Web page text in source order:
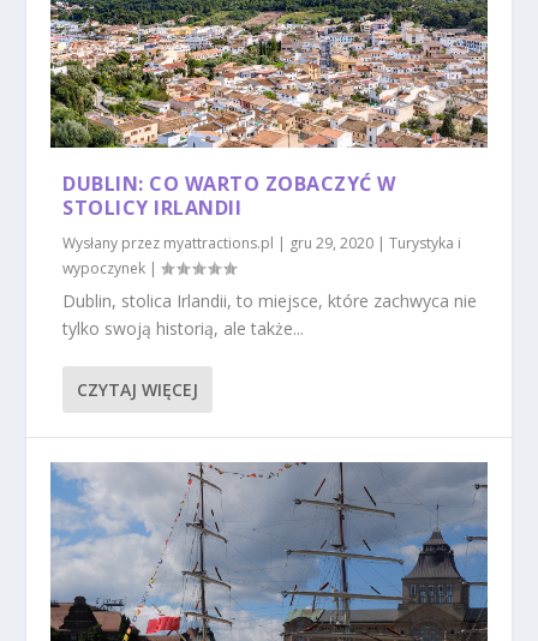
DUBLIN: CO WARTO ZOBACZYĆ W
STOLICY IRLANDII
Wysłany przez myattractions.pl | gru 29, 2020 |Turystyka i
wypoczynek |
Dublin, stolica Irlandii, to miejsce, które zachwyca nie
tylko swoją historią, ale także...
CZYTAJ WIĘCEJ